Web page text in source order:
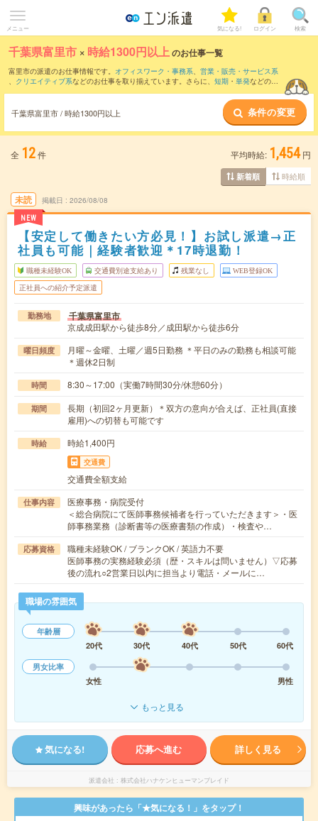
メニュー 気になる! ログイン 検索
千葉県富里市 × 時給1300円以上のお仕事一覧
富里市の派遣のお仕事情報です。 オフィスワーク・事務系、 営業・販売・サービス系
、 クリエイティブ系などのお仕事を取り揃えています。さらに、 短期 ・ 単発などの期
千葉県富里市 / 時給1300円以上 条件の変更
全 12件 平均時給: 1,454 円
新着順 時給順
未読
NEW
掲載日 2026/08/08
【安定して働きたい方必見！】お試し派遣→正
社員も可能｜経験者歓迎＊17時退勤！
職種未経験OK 交通費別途支給あり 残業なし WEB登録OK
正社員への紹介予定派遣
勤務地 千葉県富里市
京成成田駅から徒歩8分／成田駅から徒歩6分
曜日頻度
月曜～金曜、土曜／週5日勤務 ＊平日のみの勤務も相談可能
＊週休2日制
時間 8:30～17:00（実働7時間30分/休憩60分）
期間
長期（初回2ヶ月更新）＊双方の意向が合えば、正社員(直接
雇用)への切替も可能です
時給 時給1,400円
交通費
交通費全額支給
仕事内容
医療事務・病院受付
＜総合病院にて医師事務候補者を行っていただきます＞・医
師事務業務（診断書等の医療書類の作成）・検査や…
応募資格
職種未経験OK / ブランクOK / 英語力不要
医師事務の実務経験必須（歴・スキルは問いません）▽応募
後の流れ○2営業日以内に担当より電話・メールに…
職場の雰囲気
年齢層
20代
30代 40代 50代
60代
男女比率
女性
男性
もっと見る
気になる! 応募へ進む 詳しく見る
派遣会社 株式会社ハナケンヒューマンブレイド
興味があったら「★気になる！」をタップ！